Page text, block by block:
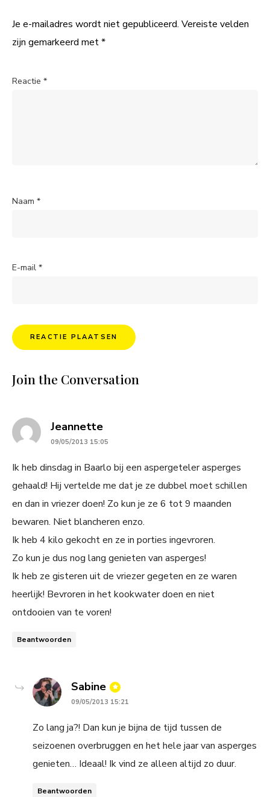
Je e-mailadres wordt niet gepubliceerd. Vereiste velden
zijn gemarkeerd met*
Reactie *
Naam *
E-mail *
Join the Conversation
Jeannettesays:
09/05/2013 15:05
Ik heb dinsdag in Baarlo bij een aspergeteler asperges
gehaald! Hij vertelde me dat je ze dubbel moet schillen
en dan in vriezer doen! Zo kun je ze 6 tot 9 maanden
bewaren. Niet blancheren enzo.
Ik heb 4 kilo gekocht en ze in porties ingevroren.
Zo kun je dus nog lang genieten van asperges!
Ik heb ze gisteren uit de vriezer gegeten en ze waren
heerlijk! Bevroren in het kookwater doen en niet
ontdooien van te voren!
Beantwoorden
Sabine says:
09/05/2013 15:21
Zo lang ja?! Dan kun je bijna de tijd tussen de
seizoenen overbruggen en het hele jaar van asperges
genieten… Ideaal! Ik vind ze alleen altijd zo duur.
Beantwoorden